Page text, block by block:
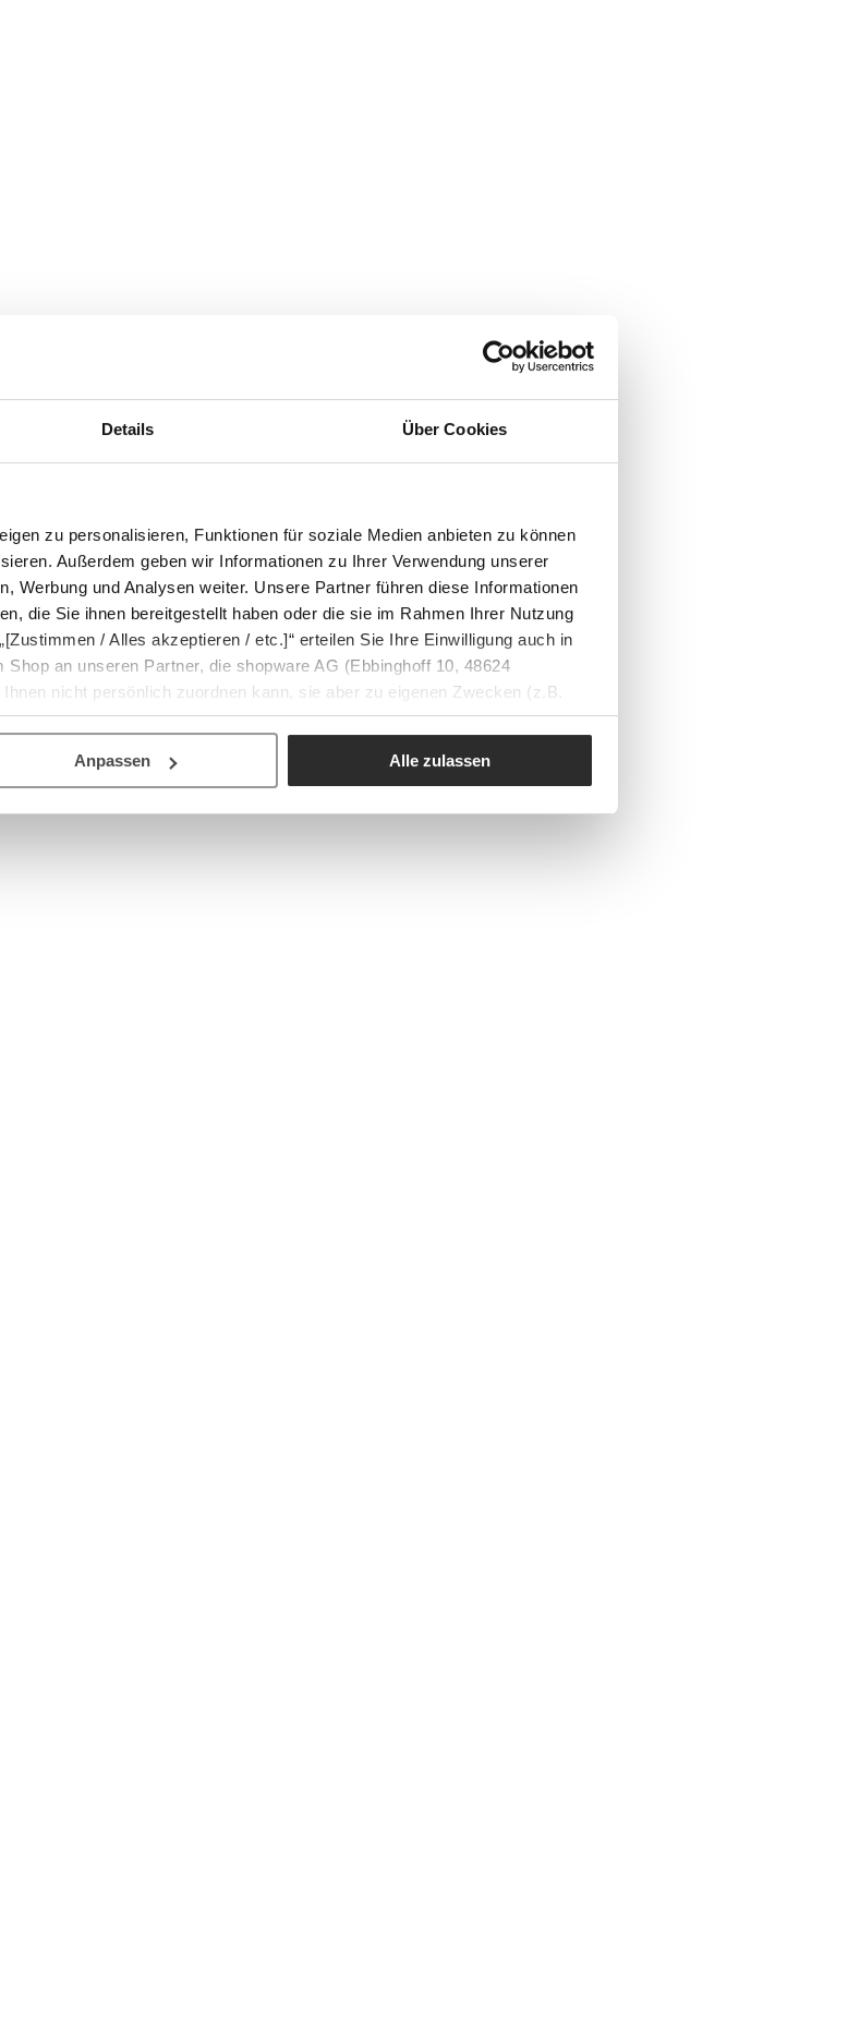
Details Über Cookies
zu personalisieren, Funktionen für soziale Medien anbieten zu können
Außerdem geben wir Informationen zu Ihrer Verwendung unserer
Werbung und Analysen weiter. Unsere Partner führen diese Informationen
die Sie ihnen bereitgestellt haben oder die sie im Rahmen Ihrer Nutzung
/ Alles akzeptieren / etc.]“ erteilen Sie Ihre Einwilligung auch in
an unseren Partner, die shopware AG (Ebbinghoff 10, 48624
nicht persönlich zuordnen kann, sie aber zu eigenen Zwecken (z.B.
verarbeiten darf.
Anpassen Alle zulassen